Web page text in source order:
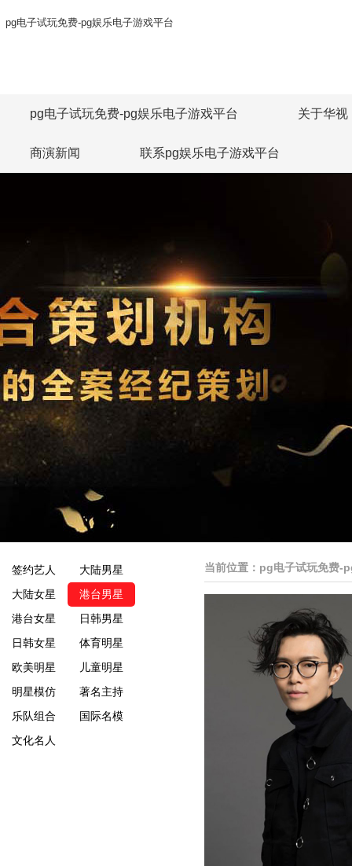
pg电子试玩免费-pg娱乐电子游戏平台
pg电子试玩免费-pg娱乐电子游戏平台 关于华视
商演新闻 联系pg娱乐电子游戏平台
签约艺人
大陆男星
大陆女星
港台男星
港台女星
日韩男星
日韩女星
体育明星
欧美明星
儿童明星
明星模仿
著名主持
乐队组合
国际名模
文化名人
当前位置： pg电子试玩免费-